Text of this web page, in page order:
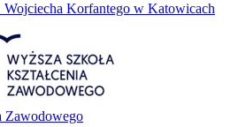
Wojciecha Korfantego w Katowicach
Zawodowego